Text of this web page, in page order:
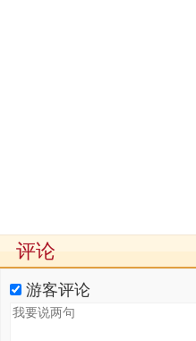
评论
游客评论